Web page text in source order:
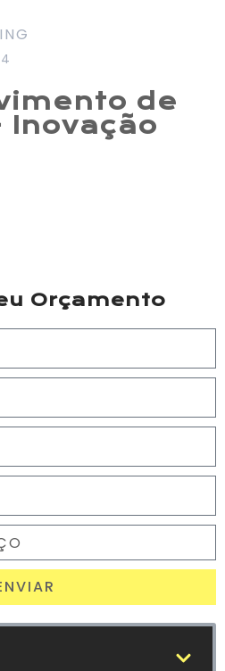
de
Inovação
Orçamento